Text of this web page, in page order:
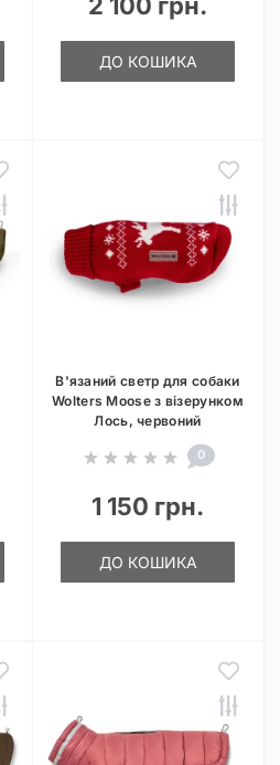
ДО КОШИКА
В'язаний светр для собаки
Wolters Moose з візерунком
Лось, червоний
0
1 150 грн.
ДО КОШИКА